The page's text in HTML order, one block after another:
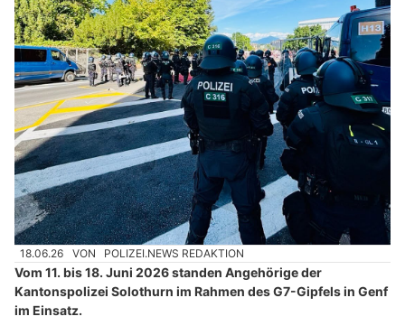
18.06.26 VON POLIZEI.NEWS REDAKTION
Vom 11. bis 18. Juni 2026 standen Angehörige der
Kantonspolizei Solothurn im Rahmen des G7-Gipfels in Genf
im Einsatz.